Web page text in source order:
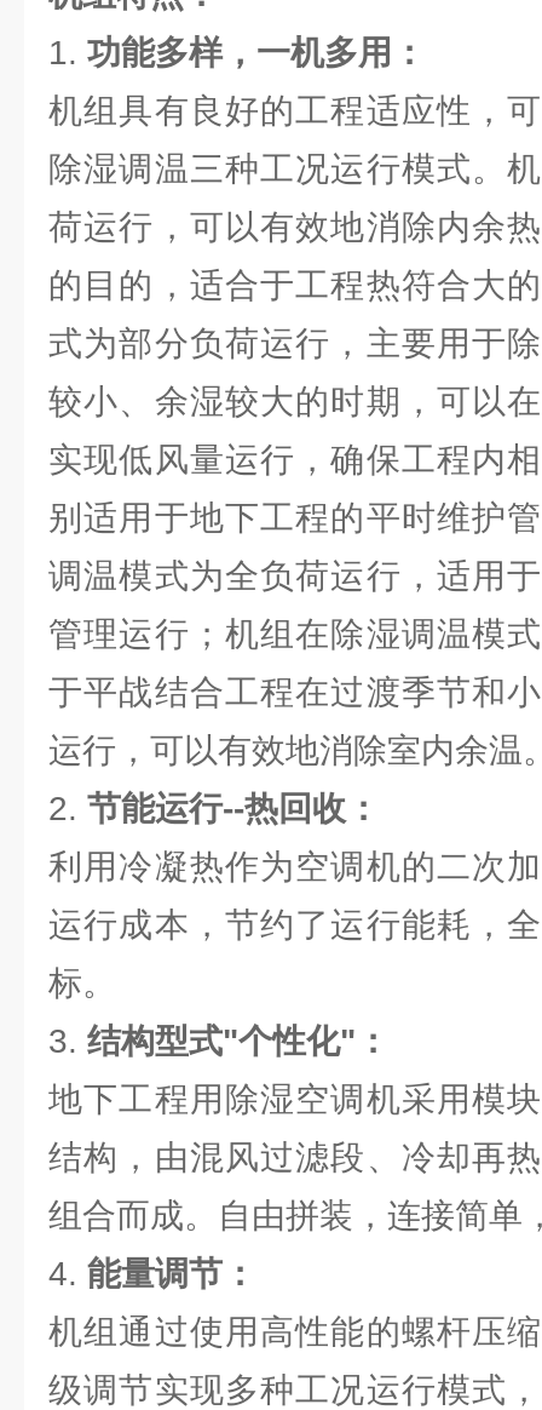
1. 功能多样，一机多用：
机组具有良好的工程适应性，
除湿调温三种工况运行模式。
荷运行，可以有效地消除内余
的目的，适合于工程热符合大
式为部分负荷运行，主要用于
较小、余湿较大的时期，可以
实现低风量运行，确保工程内
别适用于地下工程的平时维护
调温模式为全负荷运行，适用
管理运行；机组在除湿调温模
于平战结合工程在过渡季节和
运行，可以有效地消除室内余温
2. 节能运行--热回收：
利用冷凝热作为空调机的二次
运行成本，节约了运行能耗，
标。
3. 结构型式"个性化"：
地下工程用除湿空调机采用模
结构，由混风过滤段、冷却再
组合而成。自由拼装，连接简单
4. 能量调节：
机组通过使用高性能的螺杆压
级调节实现多种工况运行模式